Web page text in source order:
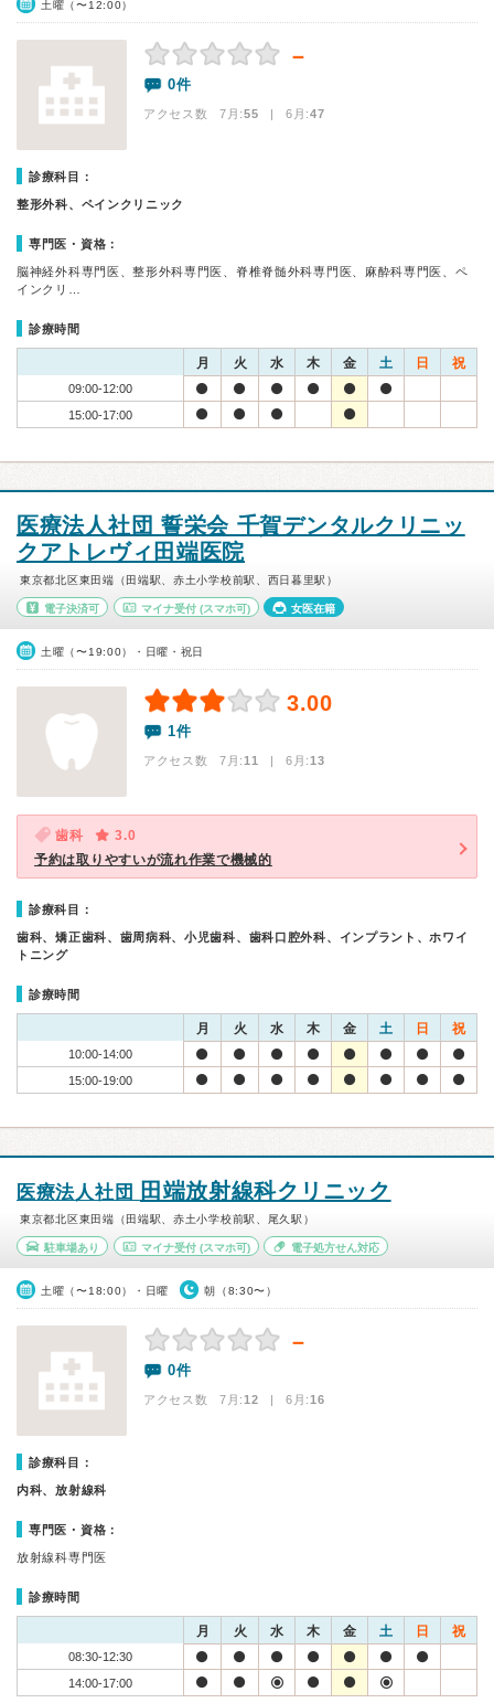
土曜（〜12:00）
－
0件
アクセス数 7月:55 | 6月:47
診療科目：
整形外科、ペインクリニック
専門医・資格：
脳神経外科専門医、整形外科専門医、脊椎脊髄外科専門医、麻酔科専門医、ペ
インクリ…
診療時間
月 火 水 木 金 土 日 祝
09:00-12:00
15:00-17:00
医療法人社団 誓栄会 千賀デンタルクリニッ
クアトレヴィ田端医院
東京都北区東田端（田端駅、赤土小学校前駅、西日暮里駅）
電子決済可 マイナ受付(スマホ可) 女医在籍
土曜（〜19:00）・日曜・祝日
3.00
1件
アクセス数 7月:11 | 6月:13
歯科
3.0
予約は取りやすいが流れ作業で機械的
診療科目：
歯科、矯正歯科、歯周病科、小児歯科、歯科口腔外科、インプラント、ホワイ
トニング
診療時間
月 火 水 木 金 土 日 祝
10:00-14:00
15:00-19:00
医療法人社団 田端放射線科クリニック
東京都北区東田端（田端駅、赤土小学校前駅、尾久駅）
駐車場あり マイナ受付(スマホ可) 電子処方せん対応
土曜（〜18:00）・日曜 朝（8:30〜）
－
0件
アクセス数 7月:12 | 6月:16
診療科目：
内科、放射線科
専門医・資格：
放射線科専門医
診療時間
月 火 水 木 金 土 日 祝
08:30-12:30
14:00-17:00